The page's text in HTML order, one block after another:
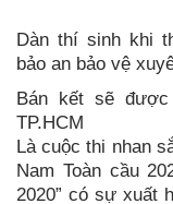
Dàn thí sinh khi
bảo an bảo vệ
Bán kết sẽ
TP.HCM
Là cuộc thi nhan
Nam Toàn cầu
2020” có sự xuất